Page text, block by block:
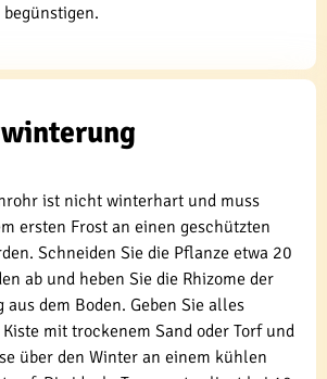
ist nicht winterhart und muss
ersten Frost an einen geschützten
Schneiden Sie die Pflanze etwa 20
ab und heben Sie die Rhizome der
dem Boden. Geben Sie alles
mit trockenem Sand oder Torf und
über den Winter an einem kühlen